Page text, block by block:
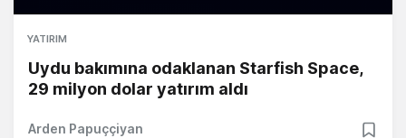
YATIRIM
Uydu bakımına odaklanan Starfish Space,
29 milyon dolar yatırım aldı
Arden Papuççiyan